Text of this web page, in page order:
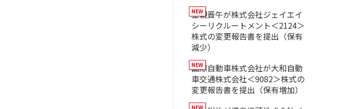
金親晋午が株式会社ジェイエイ
シーリクルートメント＜2124＞
株式の変更報告書を提出（保有
減少）
国際自動車株式会社が大和自動
車交通株式会社＜9082＞株式の
変更報告書を提出（保有増加）